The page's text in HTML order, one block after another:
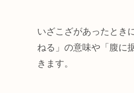
いざこざがあったとき
ねる」の意味や「腹に
きます。